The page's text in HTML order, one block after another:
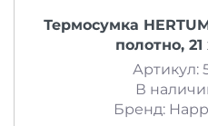
Термосумка
полотно, 21
Артикул:
В
Бренд: